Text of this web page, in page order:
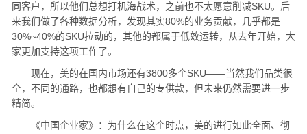
同客户，所以他们总想打机海战术，之前也不太愿意削减SKU。后
来我们做了各种数据分析，发现其实80%的业务贡献，几乎都是
30%~40%的SKU拉动的，其他的都属于低效运转，从去年开始，大
家更加支持这项工作了。
现在，美的在国内市场还有3800多个SKU——当然我们品类很
全，不同的通路，也都想有自己的专供款，但未来仍然需要进一步
精简。
《中国企业家》：为什么在这个时点，美的进行如此全面、彻